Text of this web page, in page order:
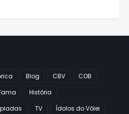
Blog CBV
COB
História
TV Ídolos do Vôlei